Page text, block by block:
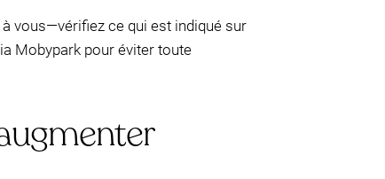
à vous—vérifiez ce qui est indiqué sur
Mobypark pour éviter toute